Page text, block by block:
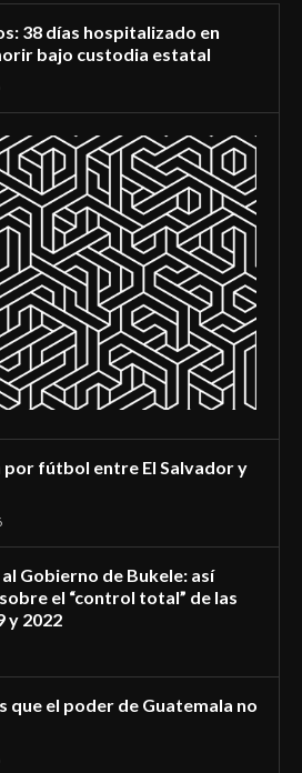
38 días hospitalizado en
bajo custodia estatal
por fútbol entre El Salvador y
Gobierno de Bukele: así
el “control total” de las
y 2022
que el poder de Guatemala no